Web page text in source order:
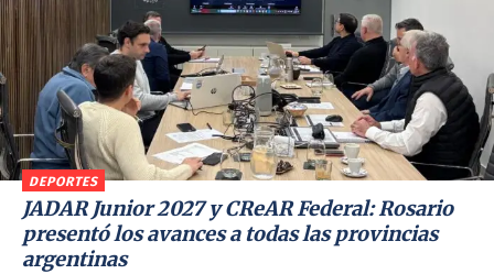
DEPORTES
JADAR Junior 2027 y CReAR Federal: Rosario
presentó los avances a todas las provincias
argentinas